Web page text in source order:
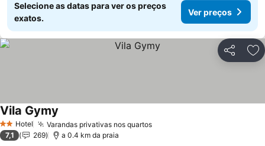
Selecione as datas para ver os preços
exatos.
Ver preços
Partilhar
2 Estrelas
Hotel Varandas privativas nos quartosVer preços
Vila Gymy
7,1 269 a 0.4 km da praia